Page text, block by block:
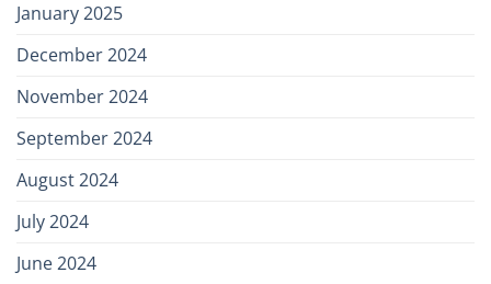
January 2025
December 2024
November 2024
September 2024
August 2024
July 2024
June 2024